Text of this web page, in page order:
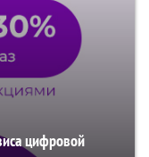
цифровой